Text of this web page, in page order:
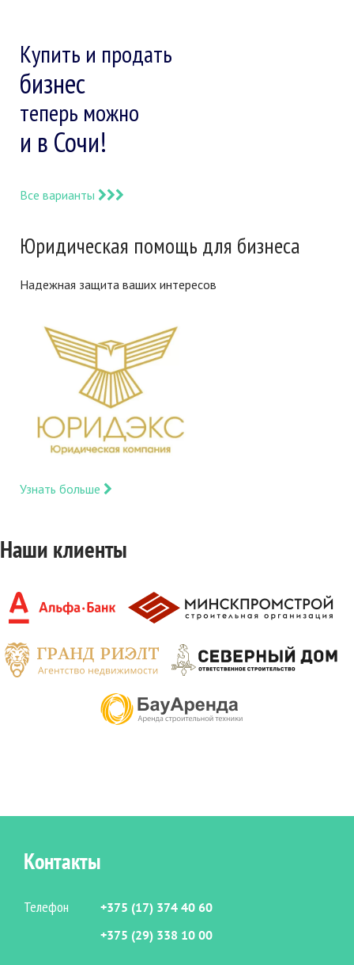
Купить и продать
бизнес
теперь можно
и в Сочи!
Все варианты
Юридическая помощь для бизнеса
Надежная защита ваших интересов
Узнать больше
Наши клиенты
Контакты
Телефон
+375 (17) 374 40 60
+375 (29) 338 10 00